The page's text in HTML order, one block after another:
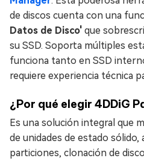
de discos cuenta con una
Datos de Disco' que
su SSD. Soporta múltiples
funciona tanto en SSD
requiere experiencia técnica
¿Por qué elegir 4DDiG
Es una solución integral que
de unidades de estado sólido,
particiones, clonación de